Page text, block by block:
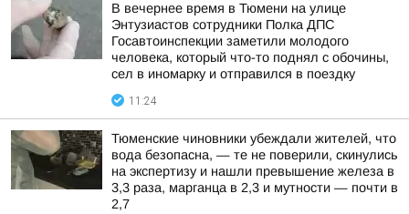
В вечернее время в Тюмени на улице
Энтузиастов сотрудники Полка ДПС
Госавтоинспекции заметили молодого
человека, который что-то поднял с обочины,
сел в иномарку и отправился в поездку
11:24
Тюменские чиновники убеждали жителей, что
вода безопасна, — те не поверили, скинулись
на экспертизу и нашли превышение железа в
3,3 раза, марганца в 2,3 и мутности — почти в
2,7